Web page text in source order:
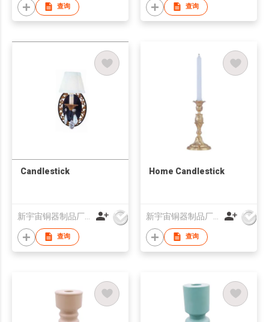
查询 查询
Candlestick
新宇宙铜器制品厂有限公司
查询
Home Candlestick
新宇宙铜器制品厂有限公司
查询